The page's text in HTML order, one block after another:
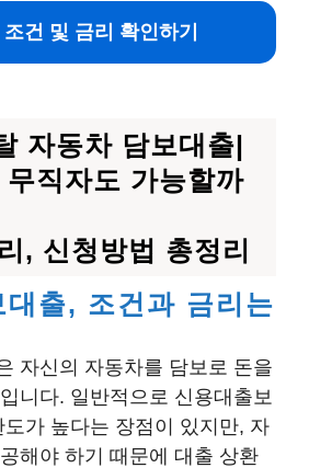
건 및 금리 확인하기
자동차 담보대출|
직자도 가능할까
, 신청방법 총정리
대출, 조건과 금리는
자신의 자동차를 담보로 돈을
니다. 일반적으로 신용대출보
가 높다는 장점이 있지만, 자
해야 하기 때문에 대출 상환